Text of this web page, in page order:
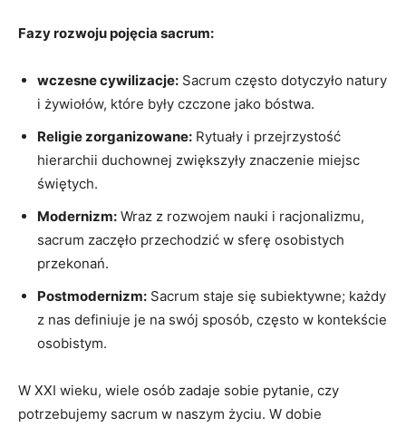
Fazy rozwoju pojęcia sacrum:
wczesne cywilizacje: Sacrum często dotyczyło natury
i żywiołów, które były czczone jako bóstwa.
Religie zorganizowane: Rytuały i przejrzystość
hierarchii duchownej zwiększyły znaczenie miejsc
świętych.
Modernizm: Wraz z rozwojem nauki i racjonalizmu,
sacrum zaczęło przechodzić w sferę osobistych
przekonań.
Postmodernizm: Sacrum staje się subiektywne; każdy
z nas definiuje je na swój sposób, często w kontekście
osobistym.
W XXI wieku, wiele osób zadaje sobie pytanie, czy
potrzebujemy sacrum w naszym życiu. W dobie